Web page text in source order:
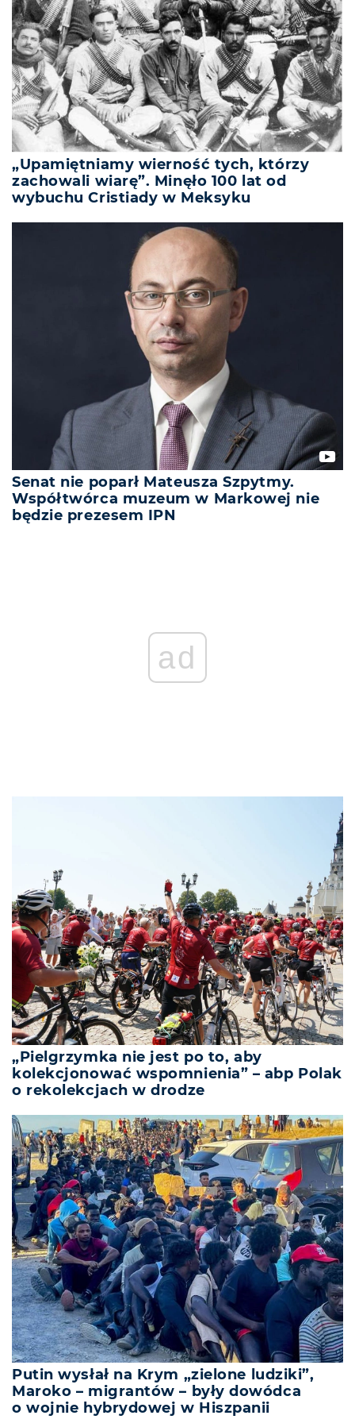
„Upamiętniamy wierność tych, którzy
zachowali wiarę”. Minęło 100 lat od
wybuchu Cristiady w Meksyku
Senat nie poparł Mateusza Szpytmy.
Współtwórca muzeum w Markowej nie
będzie prezesem IPN
„Pielgrzymka nie jest po to, aby
kolekcjonować wspomnienia” – abp Polak
o rekolekcjach w drodze
Putin wysłał na Krym „zielone ludziki”,
Maroko – migrantów – były dowódca
o wojnie hybrydowej w Hiszpanii